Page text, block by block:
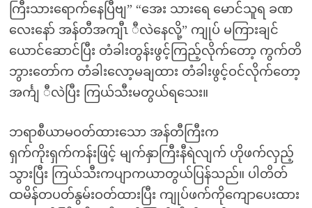
ကြီးသားရောက်နေပြီဗျ” “အေး သားရေ မောင်သူရ ခဏ
လေးနော် အန်တီအကျီၤ ီလဲနေလို့” ကျုပ် မကြားချင်
ယောင်ဆောင်ပြီး တံခါးတွန်းဖွင့်ကြည့်လိုက်တော့ ကွက်တိ
ဘွားတော်က တံခါးလော့မချထား တံခါးဖွင့်ဝင်လိုက်တော့
အင်္ကျ ီလဲပြီး ကြယ်သီးမတွယ်ရသေး။
ဘရာစီယာမဝတ်ထားသော အန်တီကြီးက
ရှက်ကိုးရှက်ကန်းဖြင့် မျက်နှာကြီးနီရဲလျက် ဟိုဖက်လှည့်
သွားပြီး ကြယ်သီးကပျာကယာတွယ်ပြန်သည်။ ပါတိတ်
ထမိန်တပတ်နွမ်းဝတ်ထားပြီး ကျုပ်ဖက်ကိုကျောပေးထား